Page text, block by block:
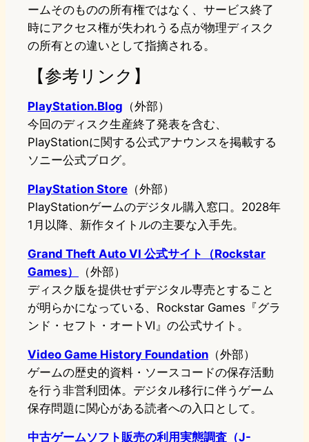
ームそのものの所有権ではなく、サービス終了
時にアクセス権が失われうる点が物理ディスク
の所有との違いとして指摘される。
【参考リンク】
PlayStation.Blog （外部）
今回のディスク生産終了発表を含む、
PlayStationに関する公式アナウンスを掲載する
ソニー公式ブログ。
PlayStation Store （外部）
PlayStationゲームのデジタル購入窓口。2028年
1月以降、新作タイトルの主要な入手先。
Grand Theft Auto VI 公式サイト（Rockstar
Games）
（外部）
ディスク版を提供せずデジタル専売とすること
が明らかになっている、Rockstar Games『グラ
ンド・セフト・オートVI』の公式サイト。
Video Game History Foundation （外部）
ゲームの歴史的資料・ソースコードの保存活動
を行う非営利団体。デジタル移行に伴うゲーム
保存問題に関心がある読者への入口として。
中古ゲームソフト販売の利用実態調査（J-